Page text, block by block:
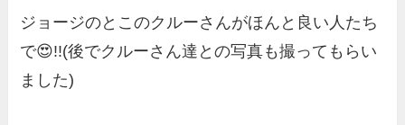
ジョージのとこのクルーさんがほんと良い人たち
で😍!!(後でクルーさん達との写真も撮ってもらい
ました)